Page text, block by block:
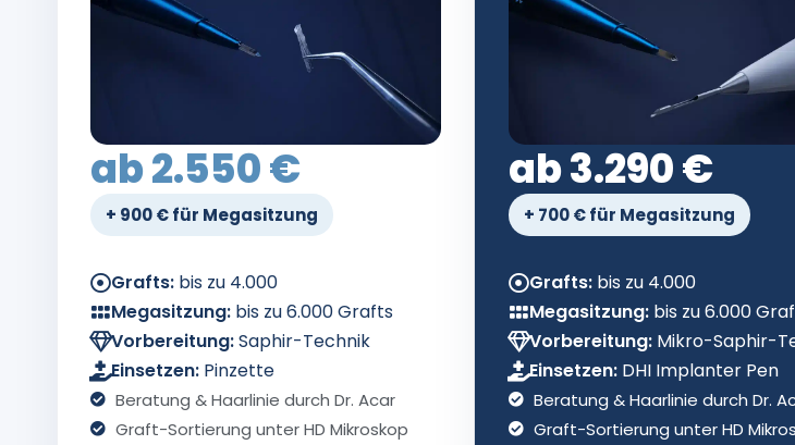
ab 2.550 €
+ 900 € für Megasitzung
Grafts: bis zu 4.000
Megasitzung: bis zu 6.000 Grafts
Vorbereitung:Saphir-Technik
Einsetzen: Pinzette
Beratung & Haarlinie durch Dr. Acar
Graft-Sortierung unter HD Mikroskop
ab 3.290 €
+ 700 € für Megasitzung
Grafts: bis zu 4.000
Megasitzung: bis zu 6.000
Vorbereitung: Mikro-Saphir-
Einsetzen: DHI Implanter Pen
Beratung & Haarlinie durch Dr.
Graft-Sortierung unter HD